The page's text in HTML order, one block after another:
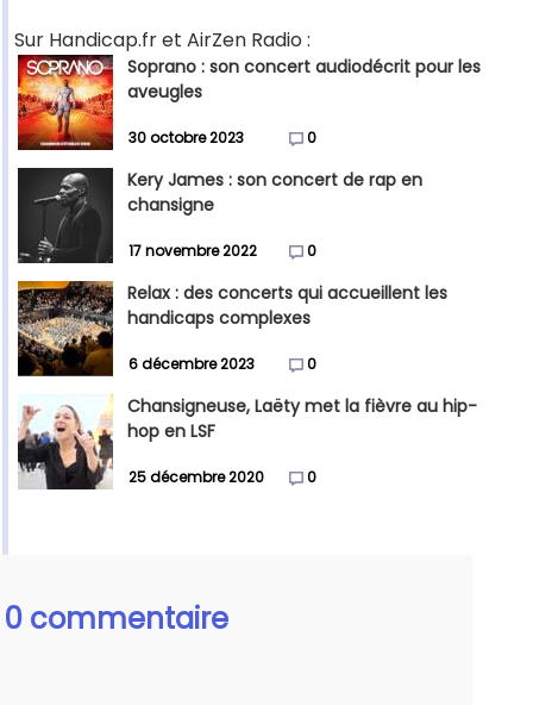
Sur Handicap.fr et AirZen Radio :
Soprano : son concert audiodécrit pour les
aveugles
30 octobre 2023 0
Kery James : son concert de rap en
chansigne
17 novembre 2022 0
Relax : des concerts qui accueillent les
handicaps complexes
6 décembre 2023 0
Chansigneuse, Laëty met la fièvre au hip-
hop en LSF
25 décembre 2020 0
0 commentaire